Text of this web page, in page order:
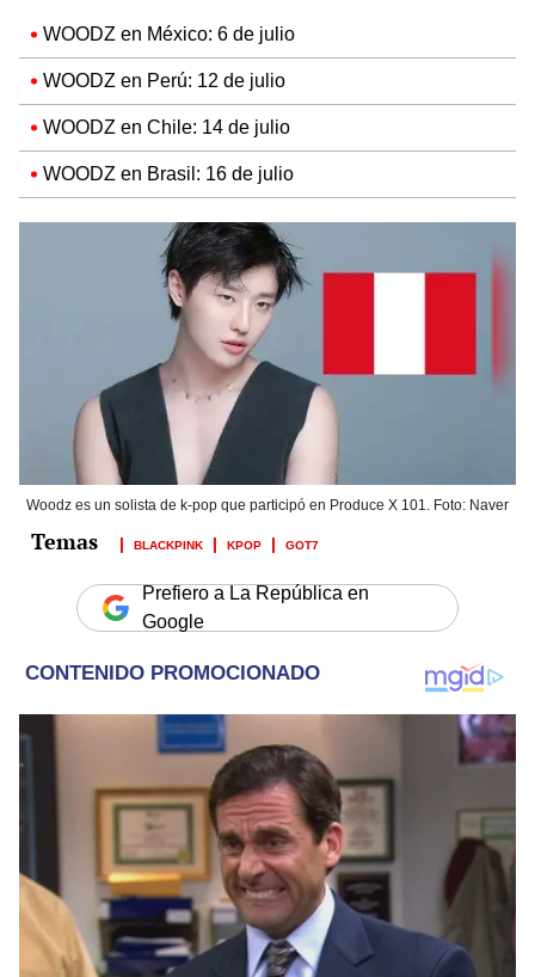
WOODZ en México: 6 de julio
WOODZ en Perú: 12 de julio
WOODZ en Chile: 14 de julio
WOODZ en Brasil: 16 de julio
Woodz es un solista de k-pop que participó en Produce X 101. Foto: Naver
BLACKPINK KPOP GOT7
Prefiero a La República en
Google